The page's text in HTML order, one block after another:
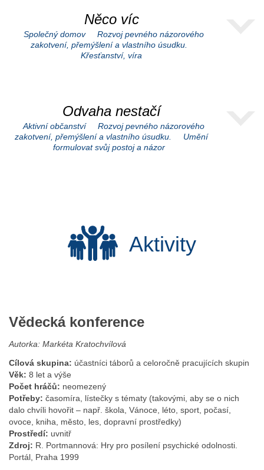
Něco víc
Společný domov
Rozvoj pevného názorového
zakotvení, přemýšlení a vlastního úsudku.
Křesťanství, víra
Odvaha nestačí
Aktivní občanství
Rozvoj pevného názorového
zakotvení, přemýšlení a vlastního úsudku.
Umění
formulovat svůj postoj a názor
Aktivity
Vědecká konference
Autorka: Markéta Kratochvílová
Cílová skupina: účastníci táborů a celoročně pracujících skupin
Věk: 8 let a výše
Počet hráčů: neomezený
Potřeby: časomíra, lístečky s tématy (takovými, aby se o nich
dalo chvíli hovořit – např. škola, Vánoce, léto, sport, počasí,
ovoce, kniha, město, les, dopravní prostředky)
Prostředí: uvnitř
Zdroj: R. Portmannová: Hry pro posílení psychické odolnosti.
Portál, Praha 1999